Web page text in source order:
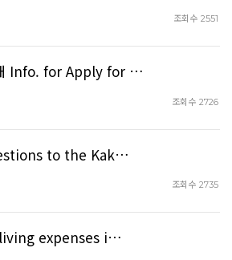
조회수 2551
Info. for Apply for …
조회수 2726
to the Kak…
조회수 2735
expenses i…